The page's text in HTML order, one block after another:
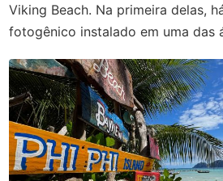
Viking Beach. Na primeira delas,
fotogênico instalado em uma das